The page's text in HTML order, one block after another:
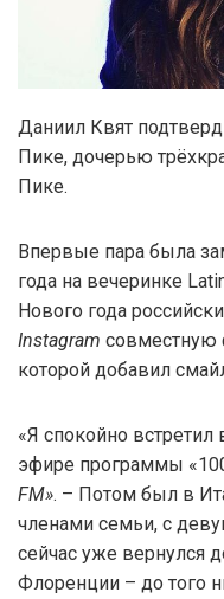
Даниил Квят
Пике, дочерью
Пике.
Впервые пара была
года на вечеринке
Нового года
Instagram совместную
которой добавил
«Я спокойно встретил
эфире программы
FM». – Потом был в
членами семьи, с
сейчас уже вернулся
Флоренции – до того